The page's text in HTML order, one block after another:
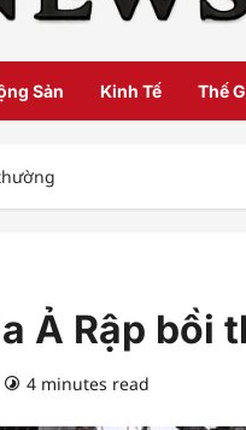
Sản Kinh Tế Thế
Ả Rập bồi
4 minutes read